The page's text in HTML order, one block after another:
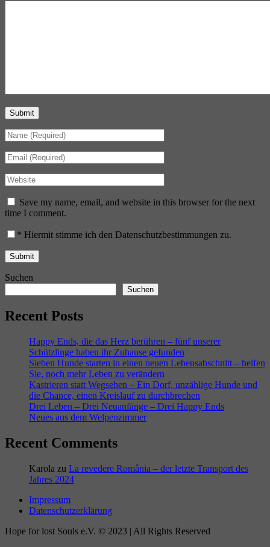
Submit
Save my name, email, and website in this browser for the next
time I comment.
* Hiermit stimme ich den Datenschutzbestimmungen zu.
Suchen
Suchen
Recent Posts
Happy Ends, die das Herz berühren – fünf unserer
Schützlinge haben ihr Zuhause gefunden
Sieben Hunde starten in einen neuen Lebensabschnitt – helfen
Sie, noch mehr Leben zu verändern
Kastrieren statt Wegsehen – Ein Dorf, unzählige Hunde und
die Chance, einen Kreislauf zu durchbrechen
Drei Leben – Drei Neuanfänge – Drei Happy Ends
Neues aus dem Welpenzimmer
Recent Comments
Karola zu La revedere România – der letzte Transport des
Jahres 2024
Impressum
Datenschutzerklärung
Hope for lost Souls e.V. © 2023 | All Rights Reserved